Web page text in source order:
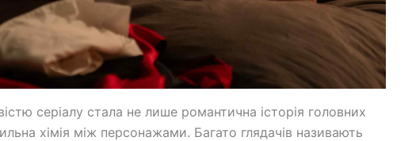
серіалу стала не лише романтична історія головних
хімія між персонажами. Багато глядачів називають